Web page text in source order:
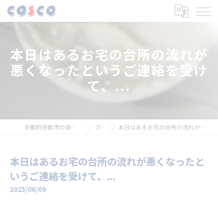
本日はあるお宅の台所の流れが
悪くなったというご連絡を受け
て、...
京都府京都市の排水管なら株式会社コスコ ブログ 本日はあるお宅の台所の流れが悪くなったというご連絡を受けて、...
本日はあるお宅の台所の流れが悪くなったと
いうご連絡を受けて、...
2025/06/09